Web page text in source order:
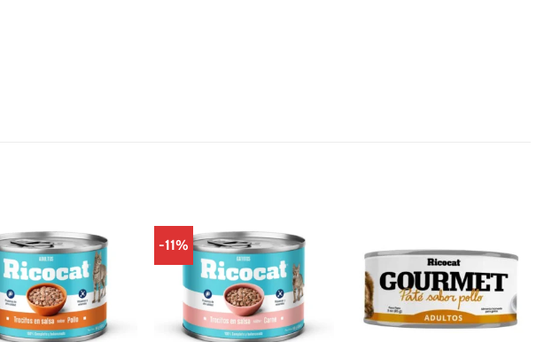
-11%